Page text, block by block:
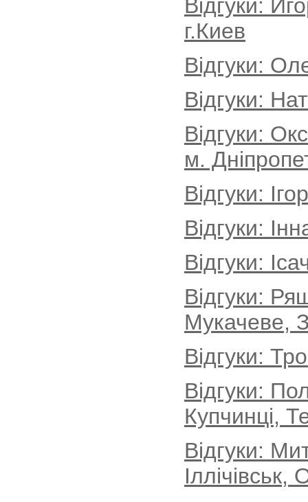
Відгуки:
г.Киев
Відгуки:
Відгуки:
Відгуки:
м.
Відгуки:
Відгуки:
Відгуки:
Відгуки:
Мукачеве,
Відгуки:
Відгуки:
Купчинці,
Відгуки: